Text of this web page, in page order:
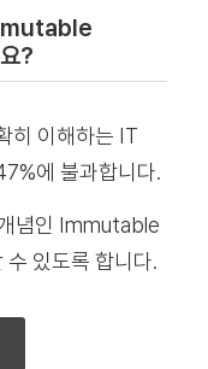
?
히 이해하는 IT
에 불과합니다.
념인 Immutable
있도록 합니다.